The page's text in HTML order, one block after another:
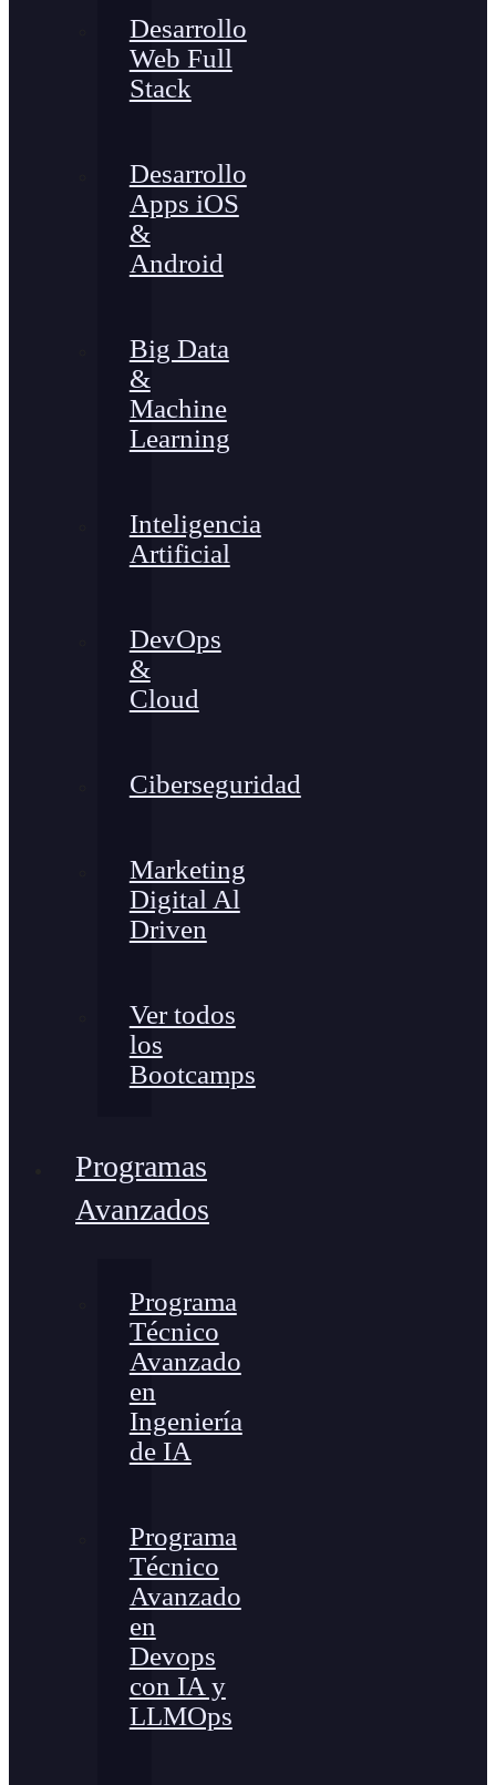
Desarrollo
Web Full
Stack
Desarrollo
Apps iOS
&
Android
Big Data
&
Machine
Learning
Inteligencia
Artificial
DevOps
&
Cloud
Ciberseguridad
Marketing
Digital Al
Driven
Ver todos
los
Bootcamps
Programas
Avanzados
Programa
Técnico
Avanzado
en
Ingeniería
de IA
Programa
Técnico
Avanzado
en
Devops
con IA y
LLMOps